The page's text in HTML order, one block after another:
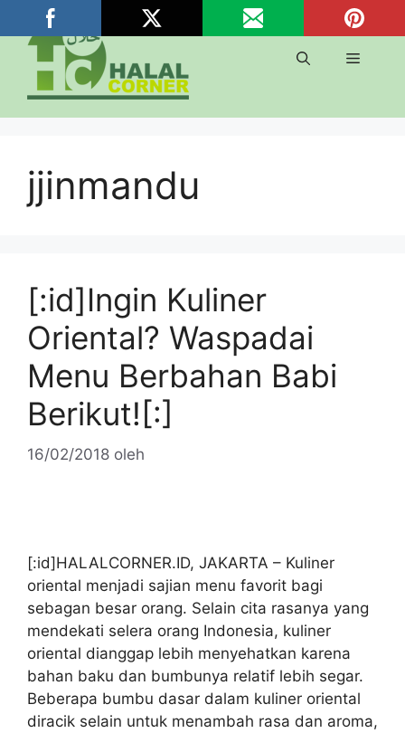
Langsung
ke
Menu
jjinmandu
[:id]Ingin Kuliner
Oriental? Waspadai
Menu Berbahan Babi
Berikut![:]
16/02/2018 oleh
[:id]HALALCORNER.ID, JAKARTA – Kuliner
oriental menjadi sajian menu favorit bagi
sebagan besar orang. Selain cita rasanya yang
mendekati selera orang Indonesia, kuliner
oriental dianggap lebih menyehatkan karena
bahan baku dan bumbunya relatif lebih segar.
Beberapa bumbu dasar dalam kuliner oriental
diracik selain untuk menambah rasa dan aroma,